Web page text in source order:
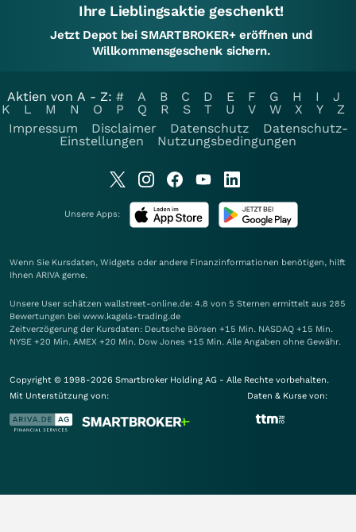
Ihre Lieblingsaktie geschenkt!
Jetzt Depot bei SMARTBROKER+ eröffnen und
Willkommensgeschenk sichern.
Aktien von A - Z: # A B C D E F G H I
J
K
L M N O P Q R S T U V W X Y
Z
Impressum
Disclaimer Datenschutz
Datenschutz-
Einstellungen
Nutzungsbedingungen
Unsere Apps:
Wenn Sie Kursdaten, Widgets oder andere Finanzinformationen benötigen, hilft
Ihnen ARIVA gerne.
Unsere User schätzen wallstreet-online.de: 4.8 von 5 Sternen ermittelt aus 285
Bewertungen bei www.kagels-trading.de
Zeitverzögerung der Kursdaten: Deutsche Börsen +15 Min. NASDAQ +15 Min.
NYSE +20 Min. AMEX +20 Min. Dow Jones +15 Min. Alle Angaben ohne Gewähr.
Copyright © 1998-2026 Smartbroker Holding AG - Alle Rechte vorbehalten.
Mit Unterstützung von:
Daten & Kurse von: